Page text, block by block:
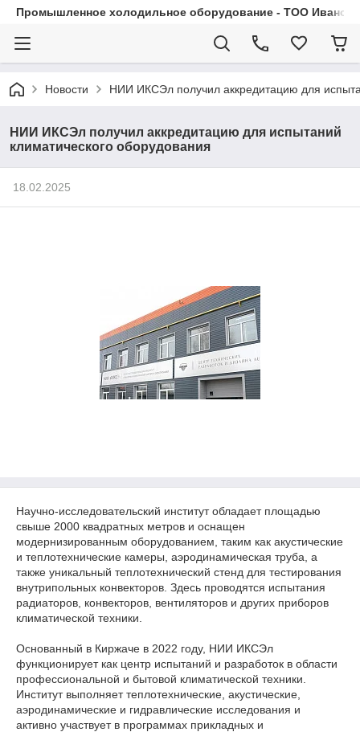
Промышленное холодильное оборудование - ТОО
Новости НИИ ИКСЭл получил аккредитацию для
НИИ ИКСЭл получил аккредитацию для испытаний
климатического оборудования
18.02.2025
Научно-исследовательский институт обладает площадью
свыше 2000 квадратных метров и оснащен
модернизированным оборудованием, таким как акустические
и теплотехнические камеры, аэродинамическая труба, а
также уникальный теплотехнический стенд для тестирования
внутрипольных конвекторов. Здесь проводятся испытания
радиаторов, конвекторов, вентиляторов и других приборов
климатической техники.
Основанный в Киржаче в 2022 году, НИИ ИКСЭл
функционирует как центр испытаний и разработок в области
профессиональной и бытовой климатической техники.
Институт выполняет теплотехнические, акустические,
аэродинамические и гидравлические исследования и
активно участвует в программах прикладных и